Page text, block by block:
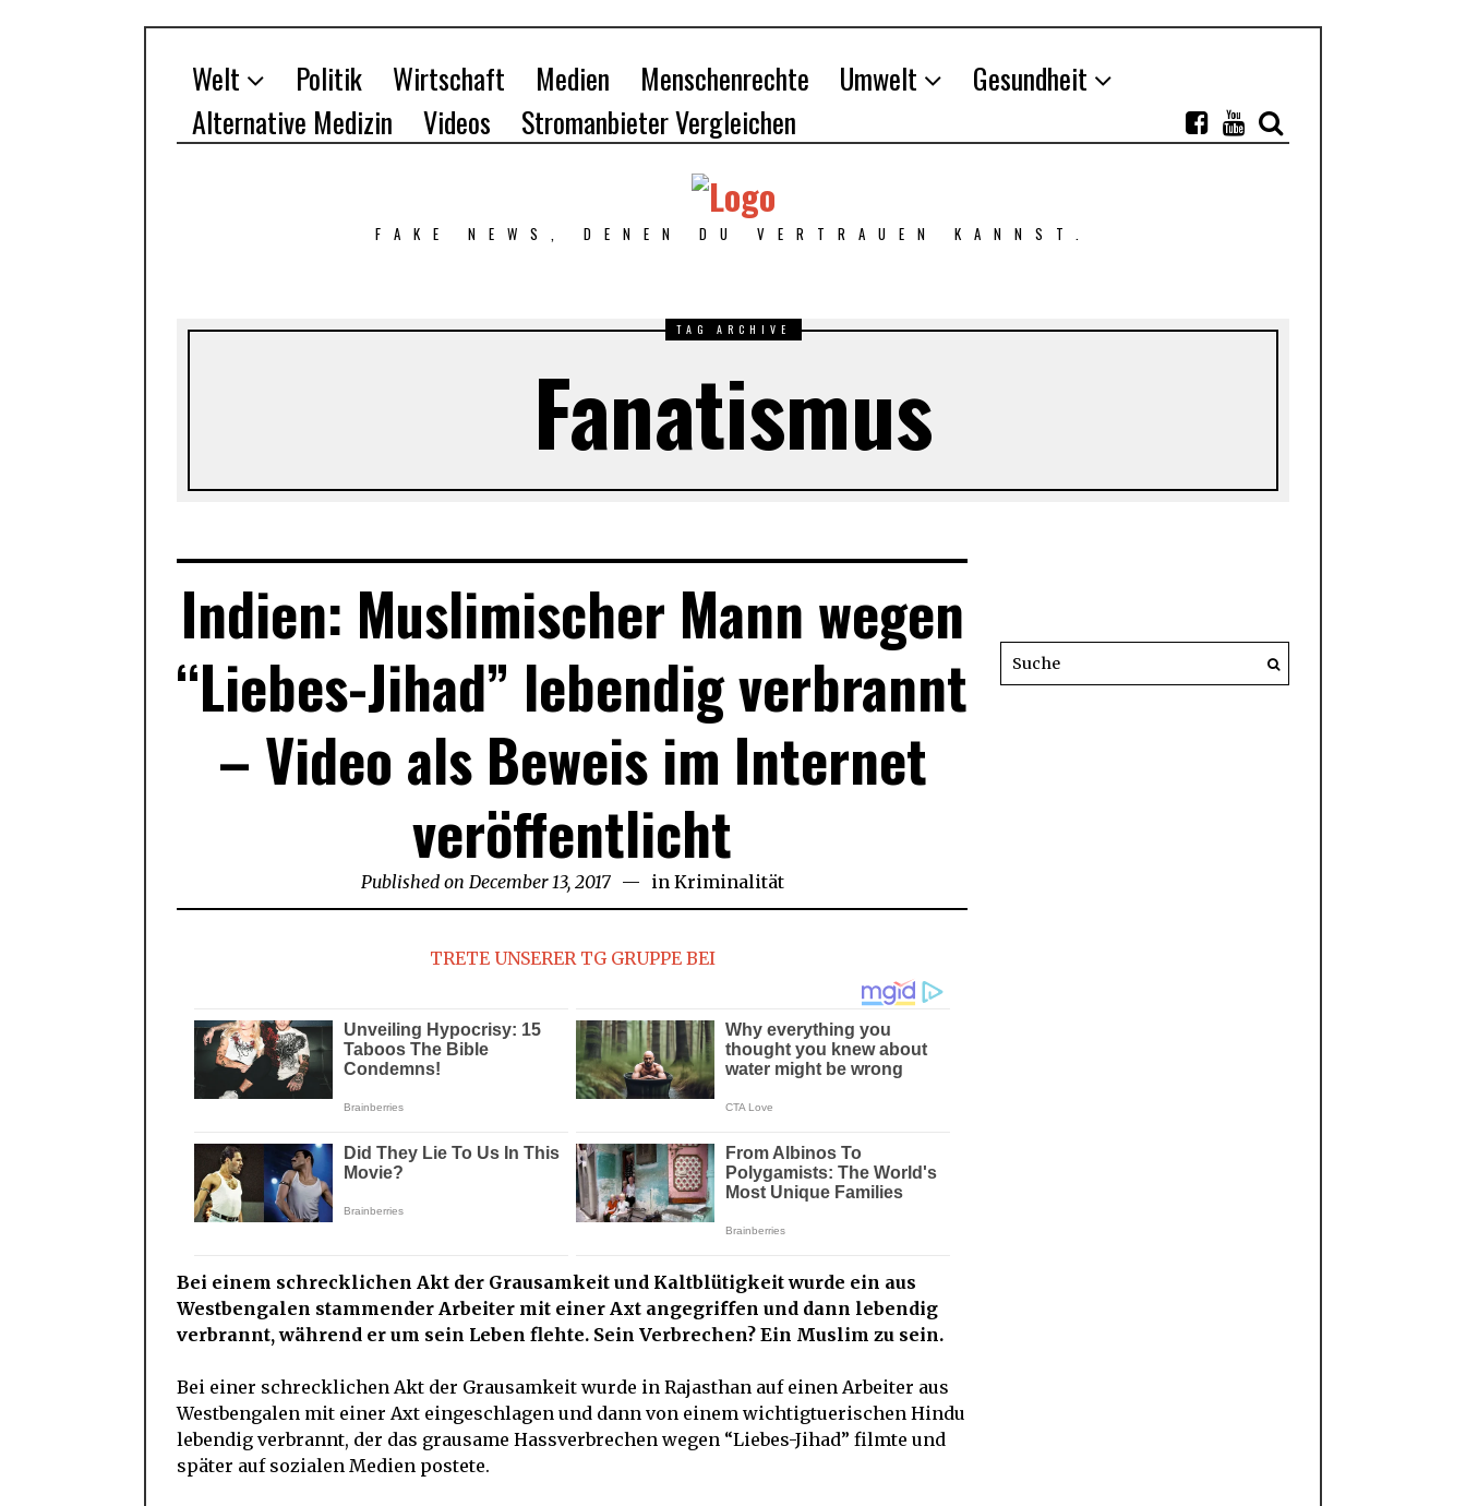
Welt Politik Wirtschaft Medien Menschenrechte Umwelt
Gesundheit
Alternative Medizin
Videos Stromanbieter Vergleichen
FAKE NEWS, DENEN DU VERTRAUEN KANNST.
TAG ARCHIVE
Fanatismus
Indien: Muslimischer Mann wegen
“Liebes-Jihad” lebendig verbrannt
– Video als Beweis im Internet
veröffentlicht
Published on December 13, 2017 in Kriminalität
TRETE UNSERER TG GRUPPE BEI
Bei einem schrecklichen Akt der Grausamkeit und Kaltblütigkeit wurde ein aus
Westbengalen stammender Arbeiter mit einer Axt angegriffen und dann lebendig
verbrannt, während er um sein Leben flehte. Sein Verbrechen? Ein Muslim zu sein.
Bei einer schrecklichen Akt der Grausamkeit wurde in Rajasthan auf einen Arbeiter aus
Westbengalen mit einer Axt eingeschlagen und dann von einem wichtigtuerischen Hindu
lebendig verbrannt, der das grausame Hassverbrechen wegen “Liebes-Jihad” filmte und
später auf sozialen Medien postete.